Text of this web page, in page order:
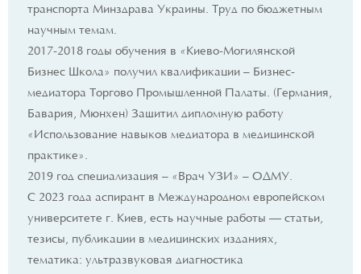
транспорта Минздрава Украины. Труд по бюджетным
научным темам.
2017-2018 годы обучения в «Киево-Могилянской
Бизнес Школа» получил квалификации – Бизнес-
медиатора Торгово Промышленной Палаты. (Германия,
Бавария, Мюнхен) Защитил дипломную работу
«Использование навыков медиатора в медицинской
практике».
2019 год специализация – «Врач УЗИ» – ОДМУ.
С 2023 года аспирант в Международном европейском
университете г. Киев, есть научные работы — статьи,
тезисы, публикации в медицинских изданиях,
тематика: ультразвуковая диагностика